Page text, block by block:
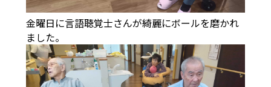
金曜日に言語聴覚士さんが綺麗にボールを磨かれ
ました。